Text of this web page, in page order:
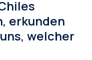
erkunden
welcher